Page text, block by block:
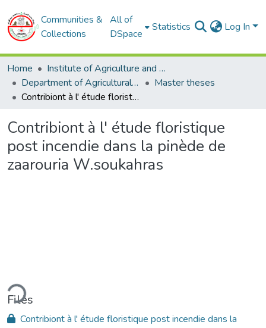
Communities &
Collections
All of
DSpace
Statistics Log In
Home
Institute of Agriculture and Veterinary Sciences
Department of Agricultural Sciences
Master theses
Contribiont à l' étude floristique post incendie dans la pinède de zaarouria W.soukahras
Contribiont à l' étude floristique
post incendie dans la pinède de
zaarouria W.soukahras
Files
Contribiont à l' étude floristique post incendie dans la